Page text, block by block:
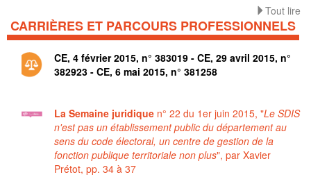
Tout lire
CARRIÈRES ET PARCOURS PROFESSIONNELS
CE, 4 février 2015, n° 383019 - CE, 29 avril 2015, n°
382923 - CE, 6 mai 2015, n° 381258
La Semaine juridiquen° 22 du 1er juin 2015, "Le SDIS
n'est pas un établissement public du département au
sens du code électoral, un centre de gestion de la
fonction publique territoriale non plus", par Xavier
Prétot, pp. 34 à 37